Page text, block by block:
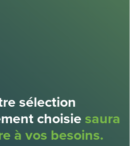
sélection
choisie saura
à vos besoins.